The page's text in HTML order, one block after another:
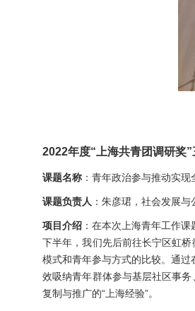
2022年度“上海共青团调研奖”
课题名称 ：青年政治参与推动实
课题负责人 ：朱彦珺，社会发展
项目介绍 ：在本次上海青年工作
下半年，我们先后前往长宁区虹
模式和青年参与方式的比较。通过
效吸纳青年群体参与基层社区事
复制与推广的“上海经验”。